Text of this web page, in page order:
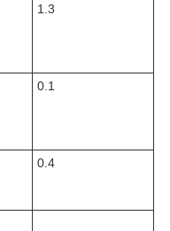
1.3
0.1
0.4